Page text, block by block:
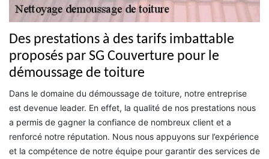
Des prestations à des tarifs imbattable
proposés par SG Couverture pour le
démoussage de toiture
Dans le domaine du démoussage de toiture, notre entreprise
est devenue leader. En effet, la qualité de nos prestations nous
a permis de gagner la confiance de nombreux client et a
renforcé notre réputation. Nous nous appuyons sur l’expérience
et la compétence de notre équipe pour garantir des services de